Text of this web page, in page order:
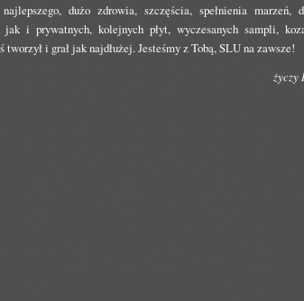
dużo zdrowia, szczęścia, spełnienia marzeń,
jak i prywatnych, kolejnych płyt, wyczesanych sampli,
tworzył i grał jak najdłużej. Jesteśmy z Tobą, SLU na zawsze!
życzy